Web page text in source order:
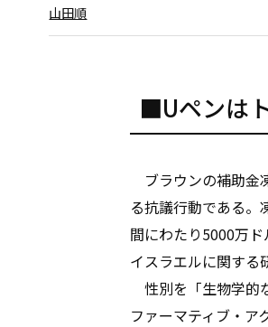
山田順
■Uペンは
ブラウンの補助金
る抗議行動である。
間にわたり5000万ド
イスラエルに関する
性別を「生物学的
ファーマティブ・ア